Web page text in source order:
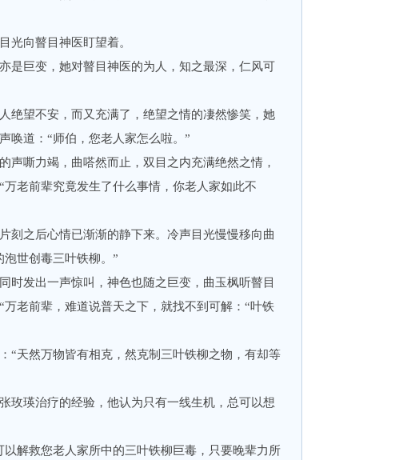
向瞽目神医盯望着。
巨变，她对瞽目神医的为人，知之最深，仁风可
望不安，而又充满了，绝望之情的凄然惨笑，她
唤道：“师伯，您老人家怎么啦。”
嘶力竭，曲嗒然而止，双目之内充满绝然之情，
老前辈究竟发生了什么事情，你老人家如此不
之后心情已渐渐的静下来。冷声目光慢慢移向曲
世创毒三叶铁柳。”
发出一声惊叫，神色也随之巨变，曲玉枫听瞽目
老前辈，难道说普天之下，就找不到可解：“叶铁
天然万物皆有相克，然克制三叶铁柳之物，有却等
瑛治疗的经验，他认为只有一线生机，总可以想
解救您老人家所中的三叶铁柳巨毒，只要晚辈力所